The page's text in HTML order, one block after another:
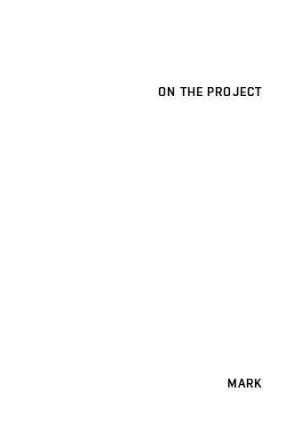
ON THE PROJECT
MARK